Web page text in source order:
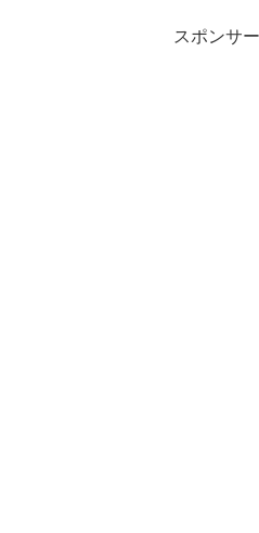
スポンサ